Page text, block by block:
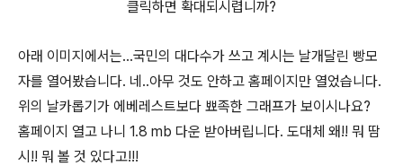
클릭하면 확대되시렵니까?
아래 이미지에서는...국민의 대다수가 쓰고 계시는 날개달린 빵모
자를 열어봤습니다. 네..아무 것도 안하고 홈페이지만 열었습니다.
위의 날카롭기가 에베레스트보다 뾰족한 그래프가 보이시나요?
홈페이지 열고 나니 1.8 mb 다운 받아버립니다. 도대체 왜!! 뭐 땀
시!! 뭐 볼 것 있다고!!!